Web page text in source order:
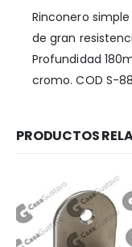
Rinconero
de gran
Profundidad
cromo. COD S-
PRODUCTOS